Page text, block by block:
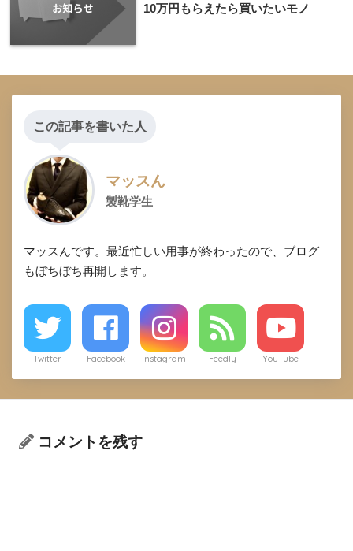
10万円もらえたら買いたいモノ
この記事を書いた人
マッスん
製靴学生
マッスんです。最近忙しい用事が終わったので、ブログ
もぼちぼち再開します。
Twitter Facebook Instagram Feedly YouTube
コメントを残す